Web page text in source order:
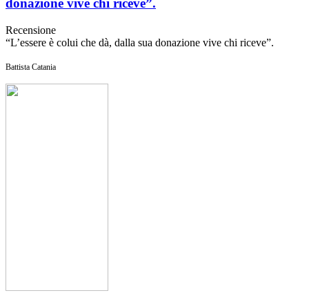
donazione vive chi riceve”.
Recensione
“L’essere è colui che dà, dalla sua donazione vive chi riceve”.
Battista Catania